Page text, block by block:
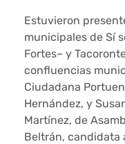
d
e
s
u
b
Estuvieron
municipales de Sí
Fortes– y
confluencias
Ciudadana
Hernández, y
Martínez, de
Beltrán, candidata